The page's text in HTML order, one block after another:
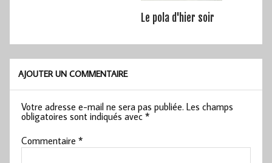
Le pola d'hier soir
AJOUTER UN COMMENTAIRE
Votre adresse e-mail ne sera pas publiée. Les champs
obligatoires sont indiqués avec*
Commentaire*